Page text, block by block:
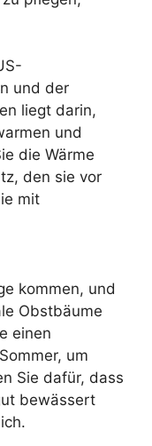
und der
liegt darin,
und
die Wärme
den sie vor
mit
kommen, und
Obstbäume
einen
um
Sie dafür, dass
bewässert